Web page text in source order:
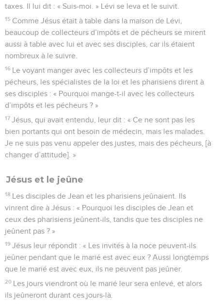
taxes. Il lui dit : « Suis-moi. » Lévi se leva et le suivit.
15 Comme Jésus était à table dans la maison de Lévi,
beaucoup de collecteurs d’impôts et de pécheurs se mirent
aussi à table avec lui et avec ses disciples, car ils étaient
nombreux à le suivre.
16 Le voyant manger avec les collecteurs d’impôts et les
pécheurs, les spécialistes de la loi et les pharisiens dirent à
ses disciples : « Pourquoi mange-t-il avec les collecteurs
d’impôts et les pécheurs ? »
17 Jésus, qui avait entendu, leur dit : « Ce ne sont pas les
bien portants qui ont besoin de médecin, mais les malades.
Je ne suis pas venu appeler des justes, mais des pécheurs, [à
changer d’attitude]. »
Jésus et le jeûne
18 Les disciples de Jean et les pharisiens jeûnaient. Ils
vinrent dire à Jésus : « Pourquoi les disciples de Jean et
ceux des pharisiens jeûnent-ils, tandis que tes disciples ne
jeûnent pas ? »
19 Jésus leur répondit : « Les invités à la noce peuvent-ils
jeûner pendant que le marié est avec eux ? Aussi longtemps
que le marié est avec eux, ils ne peuvent pas jeûner.
20 Les jours viendront où le marié leur sera enlevé, et alors
ils jeûneront durant ces jours-là.